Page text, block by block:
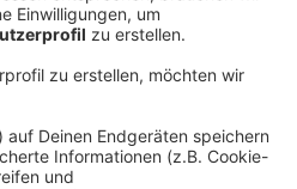
eine Stadt mit vielen jungen
Bildung haben. In keiner